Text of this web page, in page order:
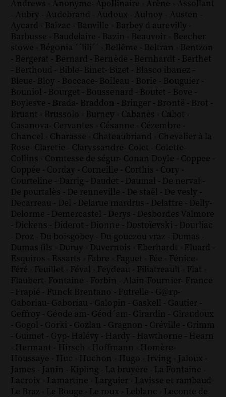
Andrews - Anonyme- Apollinaire - Arène - Assollant
- Aubry - Audebrand - Audoux - Aulnoy - Austen -
Aycard - Balzac - Banville - Barbey d aurevilly -
Barbusse - Baudelaire - Bazin - Beauvoir - Beecher
stowe - Bégonia ´´lili´´ - Bellême - Beltran - Bentzon
- Bergerat - Bernard - Bernède - Bernhardt - Berthet
- Berthoud - Bible- Binet- Bizet - Blasco ibanez -
Bleue- Bloy - Boccace- Boileau - Borie - Bouguier -
Bouniol - Bourget - Boussenard - Boutet - Bove -
Boylesve - Brada- Braddon - Bringer - Brontë - Brot -
Bruant - Brussolo - Burney - Cabanès - Cabot -
Casanova- Cervantes - Césanne - Cézembre -
Chancel - Charasse - Chateaubriand - Chevalier à la
Rose- Claretie - Claryssandre- Colet - Colette-
Collins - Comtesse de ségur- Conan Doyle - Coppee -
Coppée - Corday - Corneille - Corthis - Cory -
Courteline - Darrig - Daudet - Daumal - De nerval -
De pourtalès - De renneville - De staël - De vesly -
Decarreau - Del - Delarue mardrus - Delattre - Delly-
Delorme - Demercastel - Derys - Desbordes Valmore
- Dickens - Diderot - Dionne - Dostoïevski - Dourliac
- Droz - Du boisgobey - Du gouezou vraz - Dumas -
Dumas fils - Duruy - Duvernois - Eberhardt - Eluard -
Esquiros - Essarts - Fabre - Faguet - Fée - Fénice-
Féré - Feuillet - Féval - Feydeau - Filiatreault - Flat -
Flaubert- Fontaine - Forbin - Alain-Fournier- France
- Frapié - Funck Brentano - Futrelle - G@rp-
Gaboriau- Gaboriau - Galopin - Gaskell - Gautier -
Geffroy - Géode am- Géod´am- Girardin - Giraudoux
- Gogol - Gorki - Gozlan - Gragnon - Gréville - Grimm
- Guimet - Gyp- Halévy - Hardy - Hawthorne - Hearn
- Hermant - Hirsch - Hoffmann - Homère-
Houssaye - Huc - Huchon - Hugo - Irving - Jaloux -
James - Janin - Kipling - La bruyère - La Fontaine -
Lacroix - Lamartine - Larguier - Lavisse et rambaud-
Le Braz - Le Rouge - Le roux - Leblanc - Leconte de